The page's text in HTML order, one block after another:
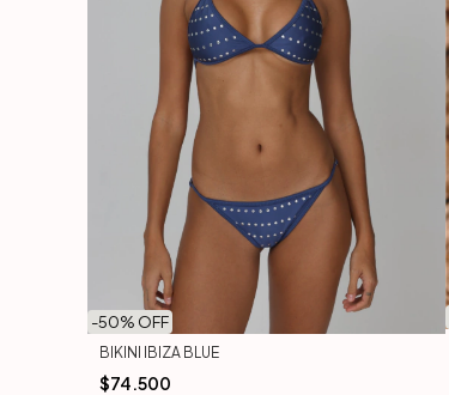
-50% OFF
BIKINI IBIZA BLUE
$74.500